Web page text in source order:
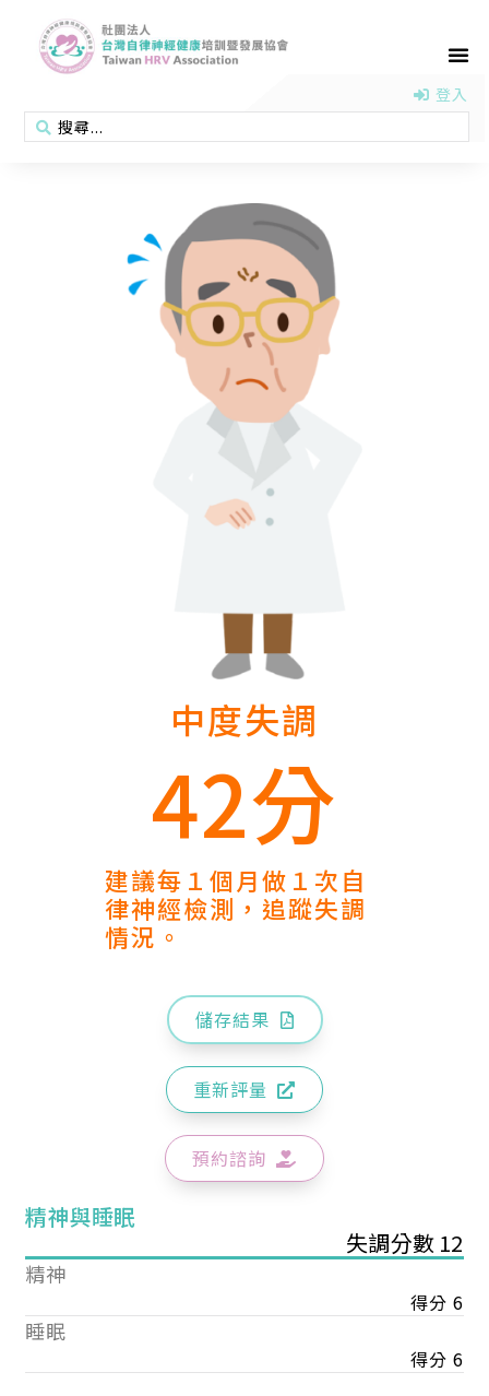
登入
中度失調
42分
建議每１個月做１次自
律神經檢測，追蹤失調
情況。
儲存結果
重新評量
預約諮詢
精神與睡眠
失調分數 12
精神
得分 6
睡眠
得分 6